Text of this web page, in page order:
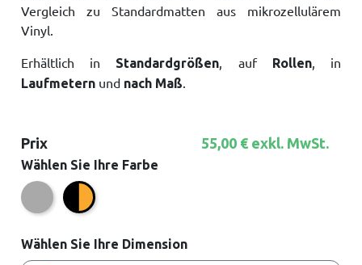
Vergleich zu Standardmatten aus mikrozellulärem
Vinyl.
Erhältlich in Standardgrößen, auf Rollen, in
Laufmetern und nach Maß.
Prix 55,00 € exkl. MwSt.
Wählen Sie Ihre Farbe
Grau Schwarz/Gelb
Wählen Sie Ihre Dimension